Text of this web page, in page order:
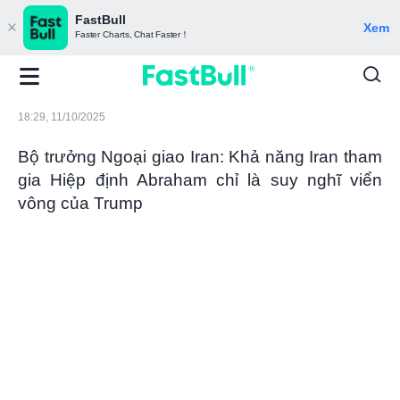
FastBull
Faster Charts, Chat Faster！ Xem
18:29, 11/10/2025
Bộ trưởng Ngoại giao Iran: Khả năng Iran tham
gia Hiệp định Abraham chỉ là suy nghĩ viển
vông của Trump